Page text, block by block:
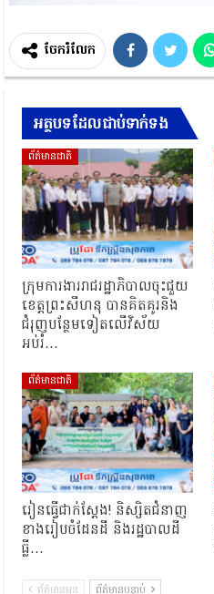
ចែករំលែក
អត្ថបទដែលជាប់ទាក់ទង
ព័ត៌មានជាតិ
ក្រុមការងាររាជរដ្ឋាភិបាលចុះជួយ
ខេត្តព្រះសីហនុ បានគិតគូរនិង
ជំរុញបន្ថែមទៀតលើវិស័យ
អប់រំ…
ព័ត៌មានជាតិ
រៀនធ្វើជាក់ស្ដែង! និស្សិតជំនាញ
ខាងរៀបចំដែនដី និងរដ្ឋបាលដី
ធ្លី…
ព័ត៌មានមុន ព័ត៌មានបន្ទាប់